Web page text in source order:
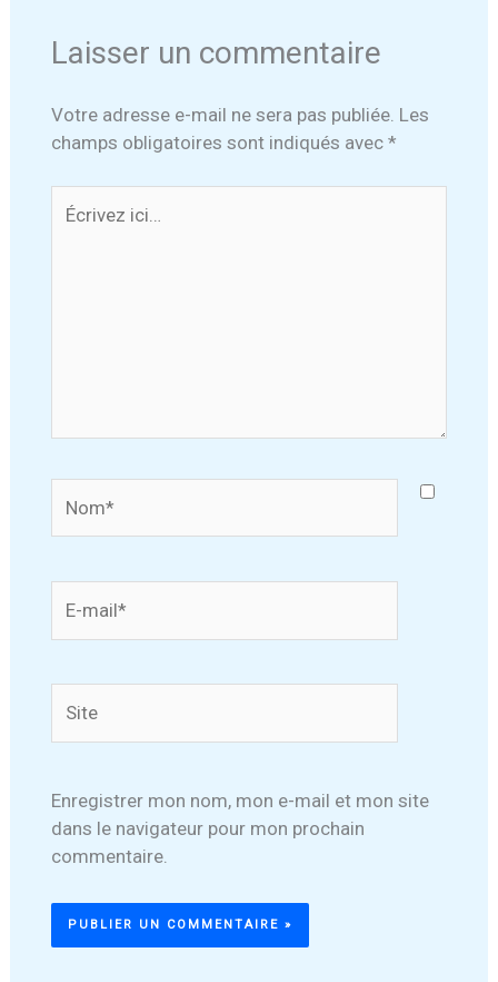
Laisser un commentaire
Votre adresse e-mail ne sera pas publiée. Les
champs obligatoires sont indiqués avec *
ici…
mail*
Enregistrer mon nom, mon e-mail et mon site
dans le navigateur pour mon prochain
commentaire.